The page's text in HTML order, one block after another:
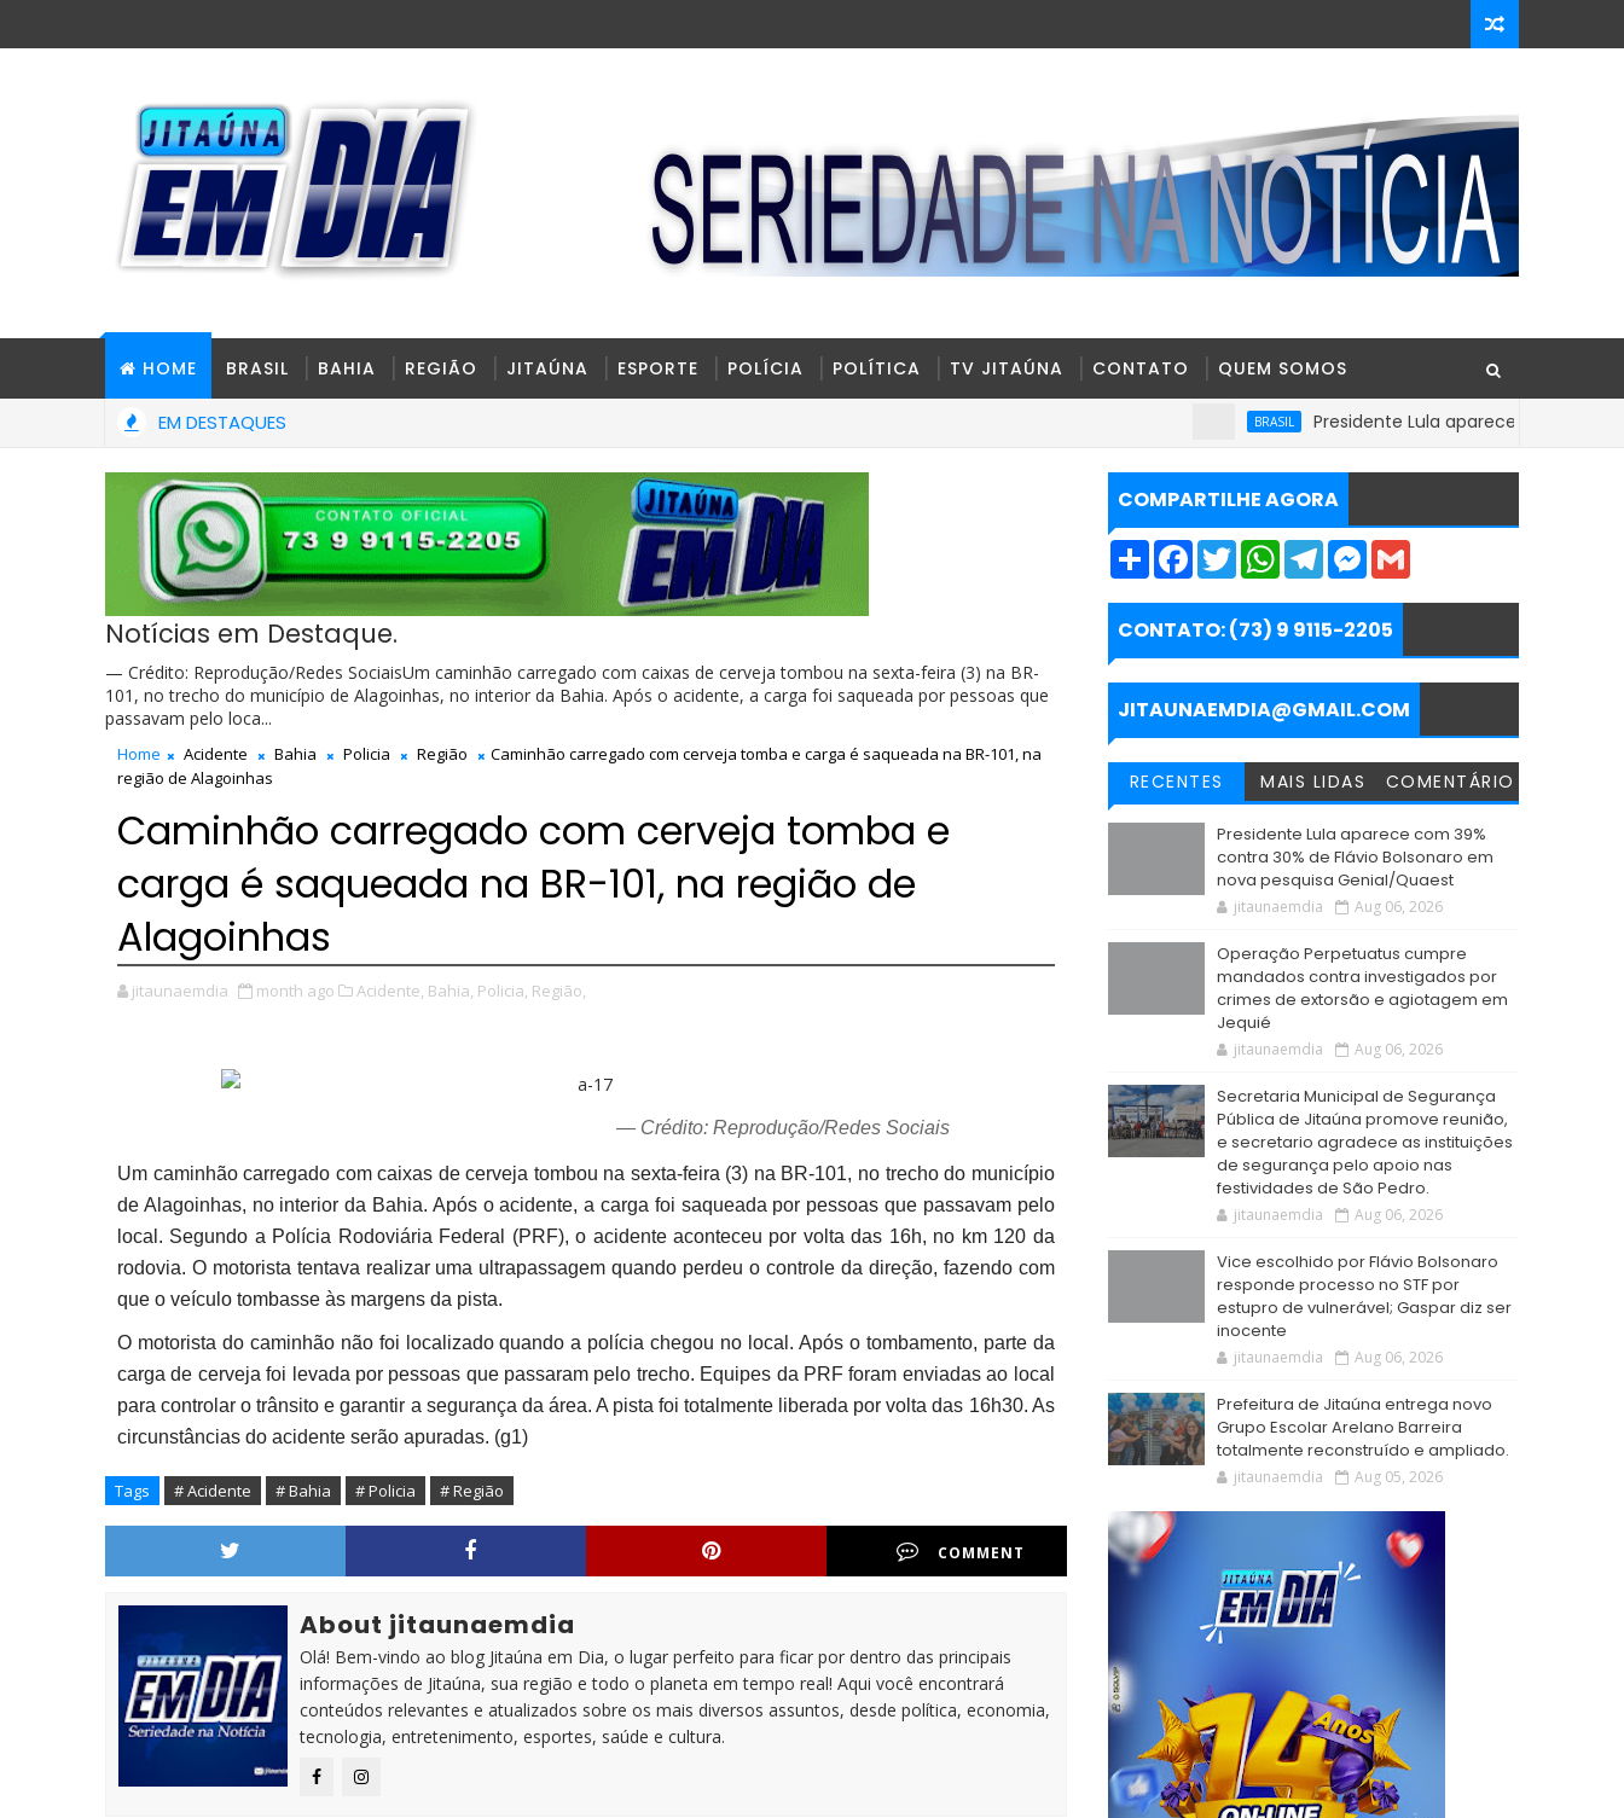
HOME BRASIL BAHIA REGIÃO JITAÚNA ESPORTE POLÍCIA POLÍTICA TV JITAÚNA CONTATO QUEM SOMOS
EM DESTAQUES
Presidente Lula aparece com 39% contra 30%
Prefeitura de Jitaúna entrega novo Grupo Escolar Arelano Barreira totalmente reconstruído e ampliado.
Notícias em Destaque.
— Crédito: Reprodução/Redes SociaisUm caminhão carregado com caixas de cerveja tombou na sexta-feira (3) na BR-
101, no trecho do município de Alagoinhas, no interior da Bahia. Após o acidente, a carga foi saqueada por pessoas que
passavam pelo loca...
Home Acidente Bahia Policia Região
Caminhão carregado com cerveja tomba e carga é saqueada na BR-101, na
região de Alagoinhas
Caminhão carregado com cerveja tomba e
carga é saqueada na BR-101, na região de
Alagoinhas
jitaunaemdia month ago Acidente, Bahia, Policia, Região,
— Crédito: Reprodução/Redes Sociais
Um caminhão carregado com caixas de cerveja tombou na sexta-feira (3) na BR-101, no trecho do município
de Alagoinhas, no interior da Bahia. Após o acidente, a carga foi saqueada por pessoas que passavam pelo
local. Segundo a Polícia Rodoviária Federal (PRF), o acidente aconteceu por volta das 16h, no km 120 da
rodovia. O motorista tentava realizar uma ultrapassagem quando perdeu o controle da direção, fazendo com
que o veículo tombasse às margens da pista.
O motorista do caminhão não foi localizado quando a polícia chegou no local. Após o tombamento, parte da
carga de cerveja foi levada por pessoas que passaram pelo trecho. Equipes da PRF foram enviadas ao local
para controlar o trânsito e garantir a segurança da área. A pista foi totalmente liberada por volta das 16h30. As
circunstâncias do acidente serão apuradas. (g1)
Tags # Acidente # Bahia # Policia # Região
COMMENT
About jitaunaemdia
Olá! Bem-vindo ao blog Jitaúna em Dia, o lugar perfeito para ficar por dentro das principais
informações de Jitaúna, sua região e todo o planeta em tempo real! Aqui você encontrará
conteúdos relevantes e atualizados sobre os mais diversos assuntos, desde política, economia,
tecnologia, entretenimento, esportes, saúde e cultura.
COMPARTILHE AGORA
S
r
e
F
e
b
o
k
T
w
t
t
e
r
W
t
s
p
p
T
e
g
a
m
M
s
e
g
e
r
i
CONTATO: (73) 9 9115-2205
JITAUNAEMDIA@GMAIL.COM
RECENTES MAIS LIDAS COMENTÁRIO
Presidente Lula aparece com 39%
contra 30% de Flávio Bolsonaro em
nova pesquisa Genial/Quaest
jitaunaemdia Aug 06, 2026
Operação Perpetuatus cumpre
mandados contra investigados por
crimes de extorsão e agiotagem em
Jequié
jitaunaemdia Aug 06, 2026
Secretaria Municipal de Segurança
Pública de Jitaúna promove reunião,
e secretario agradece as instituições
de segurança pelo apoio nas
festividades de São Pedro.
jitaunaemdia Aug 06, 2026
Vice escolhido por Flávio Bolsonaro
responde processo no STF por
estupro de vulnerável; Gaspar diz ser
inocente
jitaunaemdia Aug 06, 2026
Prefeitura de Jitaúna entrega novo
Grupo Escolar Arelano Barreira
totalmente reconstruído e ampliado.
jitaunaemdia Aug 05, 2026